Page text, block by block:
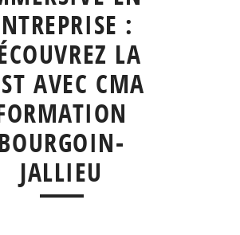
:
LA
AVEC CMA
BOURGOIN-
JALLIEU